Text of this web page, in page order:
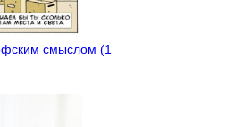
смыслом (1